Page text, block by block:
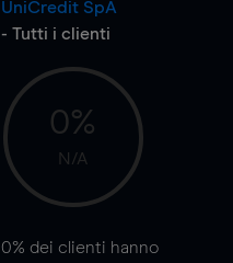
UniCredit SpA
- Tutti i clienti
0%
N/A
0% dei clienti hanno